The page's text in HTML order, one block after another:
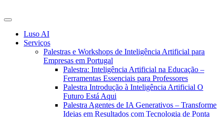
Luso AI
Serviços
Palestras e Workshops de Inteligência Artificial para
Empresas em Portugal
Palestra: Inteligência Artificial na Educação –
Ferramentas Essenciais para Professores
Palestra Introdução à Inteligência Artificial O
Futuro Está Aqui
Palestra Agentes de IA Generativos – Transforme
Ideias em Resultados com Tecnologia de Ponta